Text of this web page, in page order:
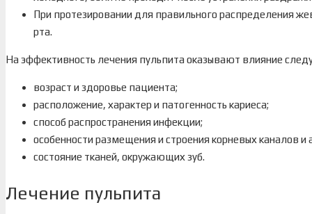
При протезировании для правильного распределения
рта.
На эффективность лечения пульпита оказывают влияние
возраст и здоровье пациента;
расположение, характер и патогенность кариеса;
способ распространения инфекции;
особенности размещения и строения корневых каналов и
состояние тканей, окружающих зуб.
Лечение пульпита